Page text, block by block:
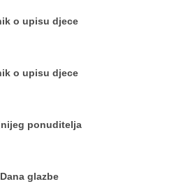
o upisu djece
o upisu djece
ponuditelja
glazbe